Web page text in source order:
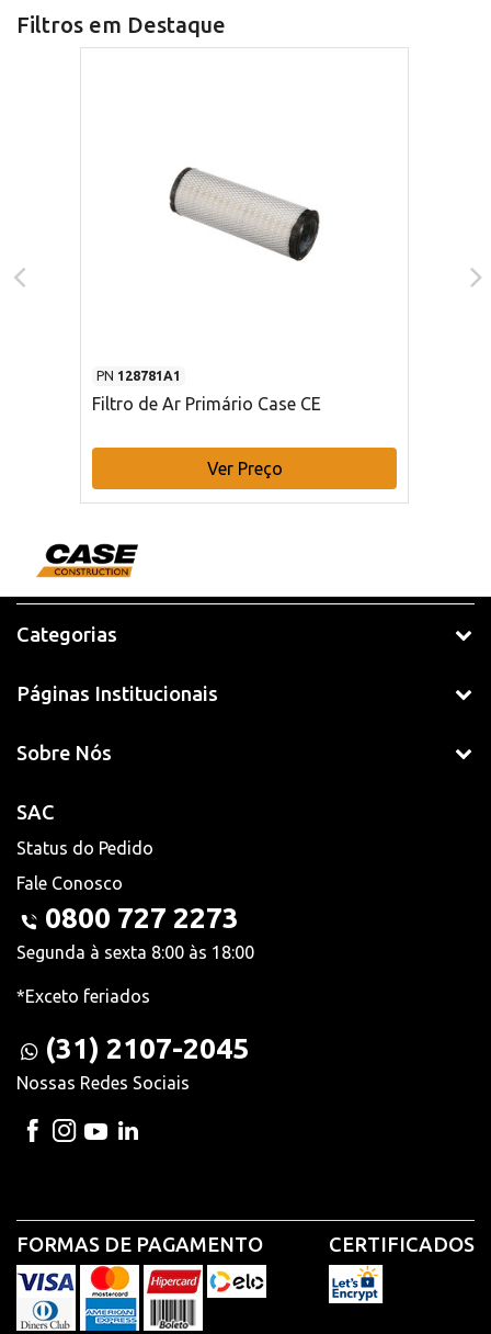
Filtros em Destaque
PN 128781A1
Filtro de Ar Primário Case CE
Ver Preço
Categorias
Páginas Institucionais
Sobre Nós
SAC
Status do Pedido
Fale Conosco
0800 727 2273
Segunda à sexta 8:00 às 18:00
*Exceto feriados
(31) 2107-2045
Nossas Redes Sociais
FORMAS DE PAGAMENTO CERTIFICADOS